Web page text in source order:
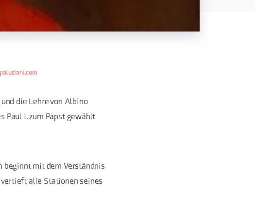
die Lehre von Albino
Paul I. zum Papst gewählt
beginnt mit dem Verständnis
vertieft alle Stationen seines